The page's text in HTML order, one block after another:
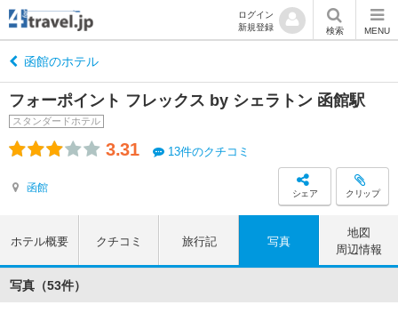
ログイン
新規登録
検索 MENU
函館のホテル
フォーポイント フレックス by シェラトン 函館駅
スタンダードホテル
3.31 13件のクチコミ
函館 シェア クリップ
ホテル概要 クチコミ 旅行記 写真
地図
周辺情報
写真（53件）